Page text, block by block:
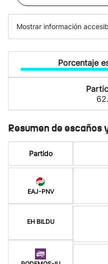
Mostrar información
Porcentaje
Resumen de escaños
Partido
EAJ-PNV
EH BILDU